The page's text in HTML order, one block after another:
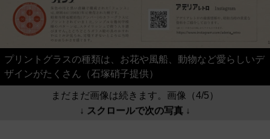
プリントグラスの種類は、お花や風船、動物など愛らしいデ
ザインがたくさん（石塚硝子提供）
まだまだ画像は続きます。画像（4/5）
↓ スクロールで次の写真 ↓